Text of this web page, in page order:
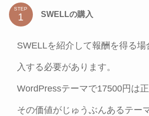
STEP
SWELLの購入
SWELLを紹介して報酬を得る
入する必要があります。
WordPressテーマで17500円は正
その価値がじゅうぶんあるテー